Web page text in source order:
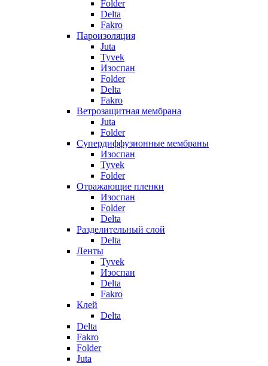
Folder
Delta
Fakro
Пароизоляция
Juta
Tyvek
Изоспан
Folder
Delta
Fakro
Ветрозащитная мембрана
Juta
Folder
Супердиффузионные мембраны
Изоспан
Tyvek
Folder
Отражающие пленки
Изоспан
Folder
Delta
Разделительный слой
Delta
Ленты
Tyvek
Изоспан
Delta
Fakro
Клей
Delta
Delta
Fakro
Folder
Juta